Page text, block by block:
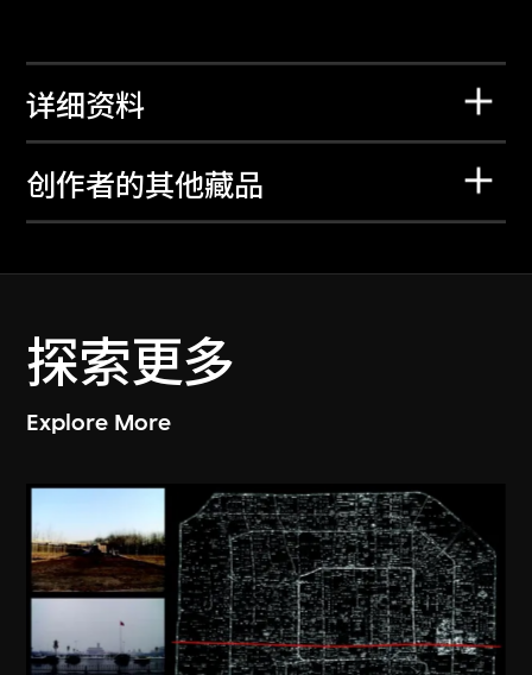
详细资料
创作者的其他藏品
探索更多
Explore More